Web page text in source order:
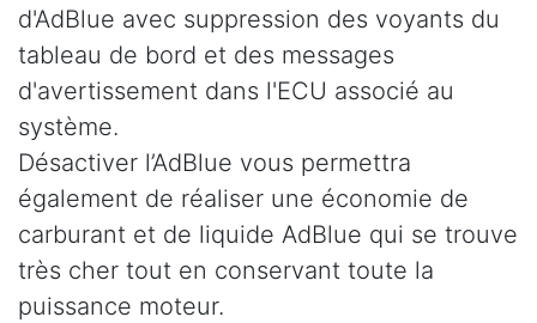
d'AdBlue avec suppression des voyants du
tableau de bord et des messages
d'avertissement dans l'ECU associé au
système.
Désactiver l’AdBlue vous permettra
également de réaliser une économie de
carburant et de liquide AdBlue qui se trouve
très cher tout en conservant toute la
puissance moteur.